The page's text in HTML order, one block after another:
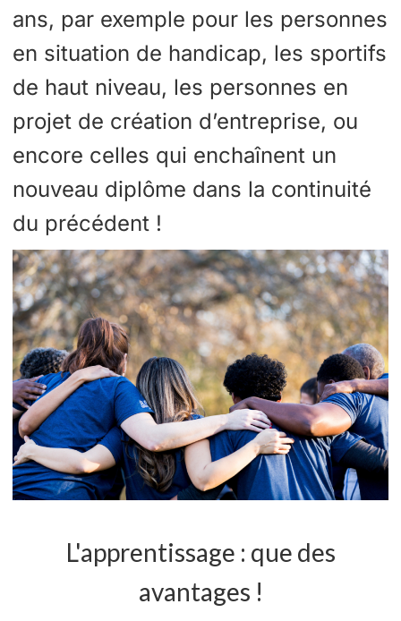
ans, par exemple pour les personnes
en situation de handicap, les sportifs
de haut niveau, les personnes en
projet de création d’entreprise, ou
encore celles qui enchaînent un
nouveau diplôme dans la continuité
du précédent !
L'apprentissage : que des
avantages !